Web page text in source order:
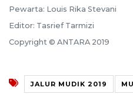
Pewarta: Louis Rika Stevani
Editor: Tasrief Tarmizi
Copyright © ANTARA 2019
JALUR MUDIK 2019